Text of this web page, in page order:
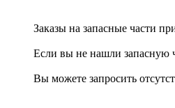
Заказы на запасные части
Если вы не нашли запасную
Вы можете запросить